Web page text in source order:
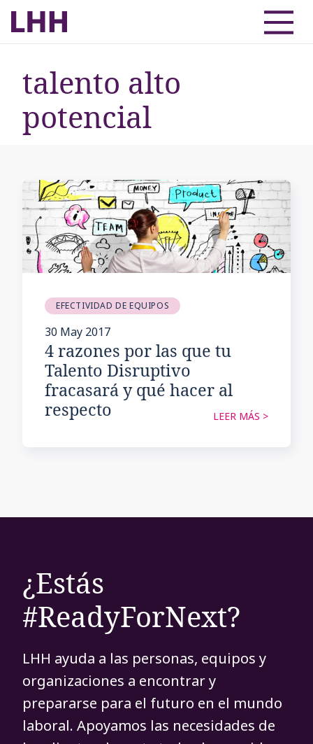
talento alto
potencial
EFECTIVIDAD DE EQUIPOS
30 May 2017
4 razones por las que tu
Talento Disruptivo
fracasará y qué hacer al
respecto
LEER MÁS >
¿Estás
#ReadyForNext?
LHH ayuda a las personas, equipos y
organizaciones a encontrar y
prepararse para el futuro en el mundo
laboral. Apoyamos las necesidades de